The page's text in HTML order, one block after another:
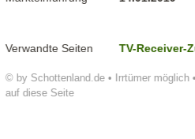
© by Schottenland.de • Irrtümer möglich
auf diese Seite
Verwandte Seiten TV-Receiver-